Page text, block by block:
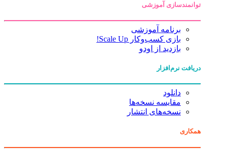
توانمندسازی آموزشی
برنامه آموزشی
بازی کسب‌وکار Scale Up!
بازدید از اودو
دریافت نرم‌افزار
دانلود
مقایسه نسخه‌ها
نسخه‌های انتشار
همکاری